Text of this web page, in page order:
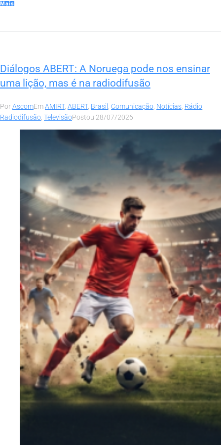
Mais
Diálogos ABERT: A Noruega pode nos ensinar
uma lição, mas é na radiodifusão
PorAscomEmAMIRT, ABERT, Brasil , Comunicação, Notícias, Rádio,
Radiodifusão, TelevisãoPostou 28/07/2026